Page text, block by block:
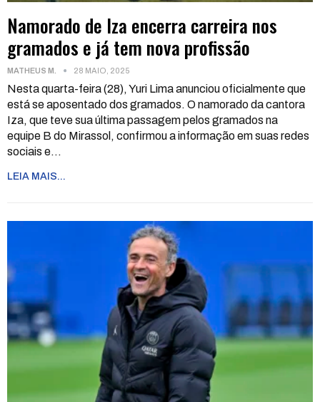
Namorado de Iza encerra carreira nos
gramados e já tem nova profissão
MATHEUS M. 28 MAIO, 2025
Nesta quarta-feira (28), Yuri Lima anunciou oficialmente que
está se aposentado dos gramados. O namorado da cantora
Iza, que teve sua última passagem pelos gramados na
equipe B do Mirassol, confirmou a informação em suas redes
sociais e…
LEIA MAIS...